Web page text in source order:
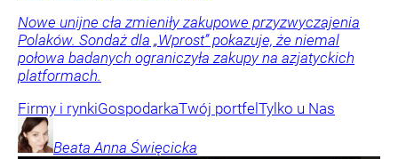
Nowe unijne cła zmieniły zakupowe przyzwyczajenia
Polaków. Sondaż dla „Wprost” pokazuje, że niemal
połowa badanych ograniczyła zakupy na azjatyckich
platformach.
Firmy i rynkiGospodarkaTwój portfelTylko u Nas
Beata Anna Święcicka